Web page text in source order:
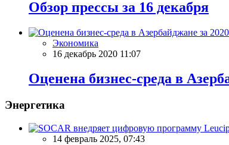
Обзор прессы за 16 декабря
Экономика
16 декабрь 2020 11:07
Оценена бизнес-среда в
Энергетика
14 февраль 2025, 07:43